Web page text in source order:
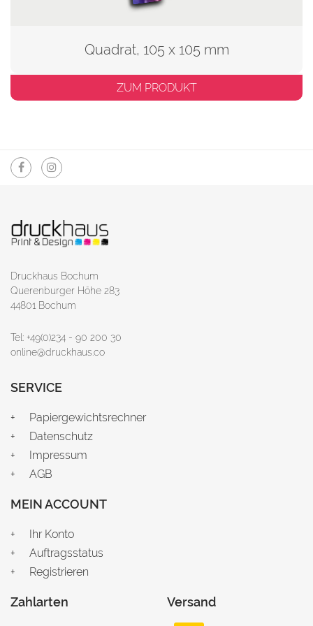
Quadrat, 105 x 105 mm
ZUM PRODUKT
Druckhaus Bochum
Querenburger Höhe 283
44801 Bochum
Tel: +49(0)234 - 90 200 30
online@druckhaus.co
SERVICE
Papiergewichtsrechner
Datenschutz
Impressum
AGB
MEIN ACCOUNT
Ihr Konto
Auftragsstatus
Registrieren
Zahlarten Versand